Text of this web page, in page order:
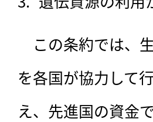
この条約では、
を各国が協力して
え、先進国の資金